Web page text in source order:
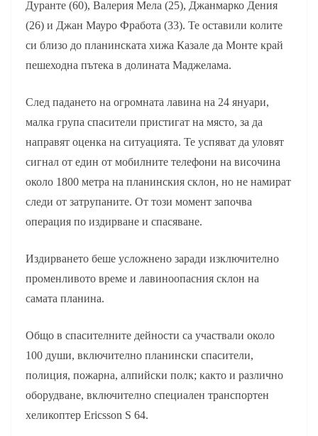
Дуранте (60), Валерия Мела (25), Джанмарко Дения
(26) и Джан Мауро Фработа (33). Те оставили колите
си близо до планинската хижа Казале да Монте край
пешеходна пътека в долината Маджелама.
След падането на огромната лавина на 24 януари,
малка група спасители пристигат на място, за да
направят оценка на ситуацията. Те успяват да уловят
сигнал от един от мобилните телефони на височина
около 1800 метра на планинския склон, но не намират
следи от затрупаните. От този момент започва
операция по издирване и спасяване.
Издирването беше усложнено заради изключително
променливото време и лавиноопасния склон на
самата планина.
Общо в спасителните дейности са участвали около
100 души, включително планински спасители,
полиция, пожарна, алпийски полк; както и различно
оборудване, включително специален транспортен
хеликоптер Ericsson S 64.